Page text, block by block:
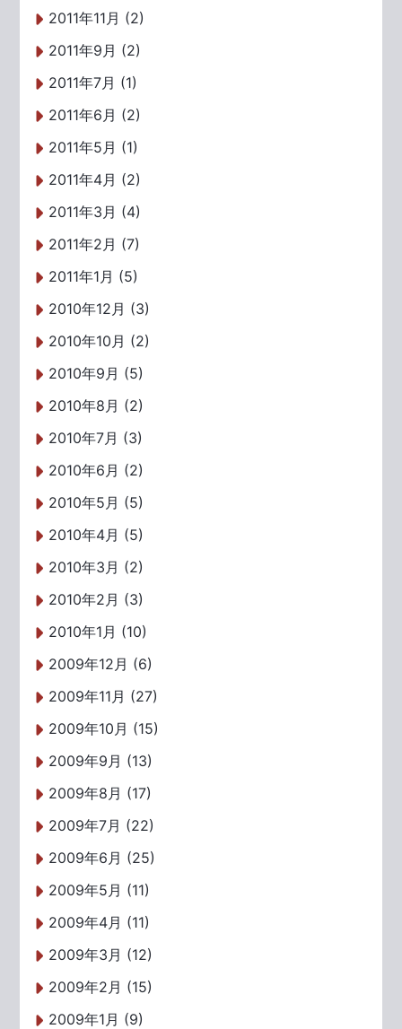
2011年11月 (2)
2011年9月 (2)
2011年7月 (1)
2011年6月 (2)
2011年5月 (1)
2011年4月 (2)
2011年3月 (4)
2011年2月 (7)
2011年1月 (5)
2010年12月 (3)
2010年10月 (2)
2010年9月 (5)
2010年8月 (2)
2010年7月 (3)
2010年6月 (2)
2010年5月 (5)
2010年4月 (5)
2010年3月 (2)
2010年2月 (3)
2010年1月 (10)
2009年12月 (6)
2009年11月 (27)
2009年10月 (15)
2009年9月 (13)
2009年8月 (17)
2009年7月 (22)
2009年6月 (25)
2009年5月 (11)
2009年4月 (11)
2009年3月 (12)
2009年2月 (15)
2009年1月 (9)